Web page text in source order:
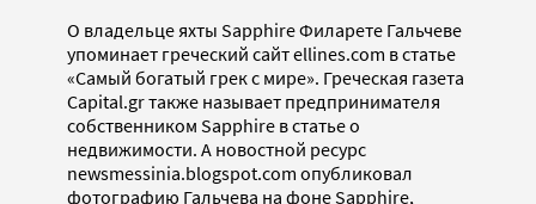
О владельце яхты Sapphire Филарете Гальчеве
упоминает греческий сайт ellines.com в статье
«Самый богатый грек с мире». Греческая газета
Сapital.gr также называет предпринимателя
собственником Sapphire в статье о
недвижимости. А новостной ресурс
newsmessinia.blogspot.com опубликовал
фотографию Гальчева на фоне Sapphire,